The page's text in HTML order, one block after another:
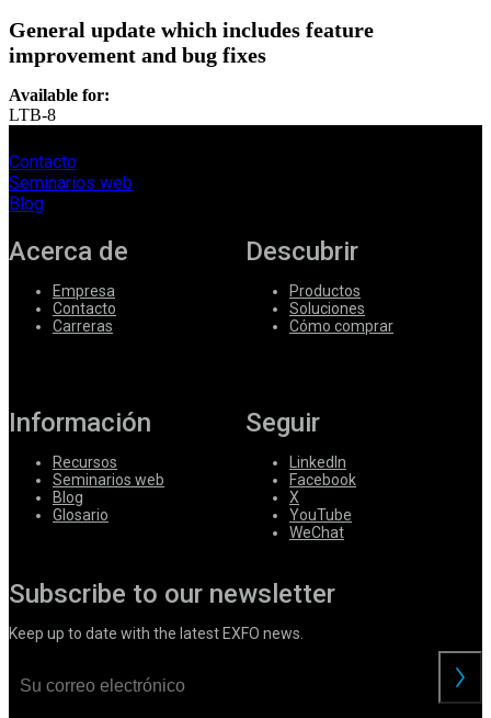
General update which includes feature
improvement and bug fixes
Available for:
LTB-8
Contacto
Seminarios web
Blog
Acerca de
Empresa
Contacto
Carreras
Descubrir
Productos
Soluciones
Cómo comprar
Información
Recursos
Seminarios web
Blog
Glosario
Seguir
LinkedIn
Facebook
X
YouTube
WeChat
Subscribe to our newsletter
Keep up to date with the latest EXFO news.